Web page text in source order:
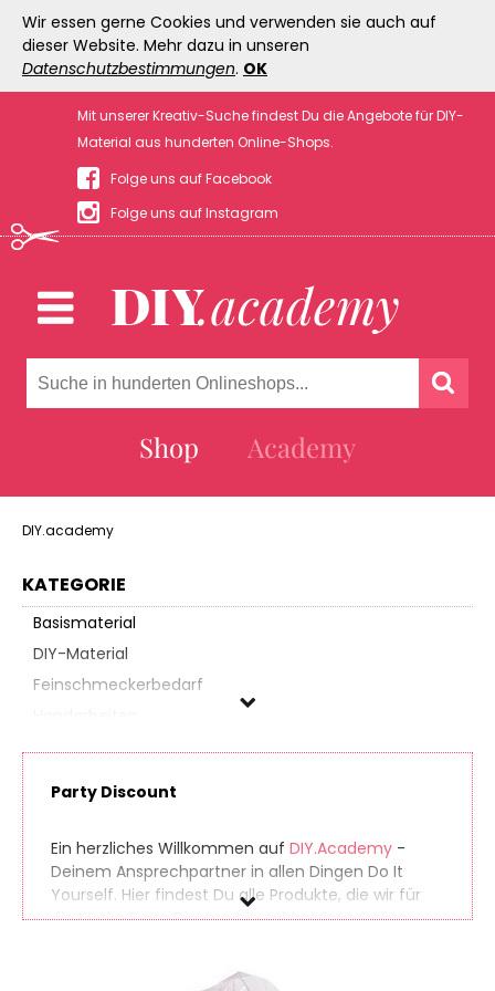
Wir essen gerne Cookies und verwenden sie auch auf
dieser Website. Mehr dazu in unseren
Datenschutzbestimmungen. OK
Mit unserer Kreativ-Suche findest Du die Angebote für DIY-
Material aus hunderten Online-Shops.
Folge uns auf Facebook
Folge uns auf Instagram
Shop Academy
DIY.academy
KATEGORIE
Basismaterial
DIY-Material
Feinschmeckerbedarf
Korbflechten
Nähbedarf
Papierbasteln
Partyzubehör
Schmuckbasteln
Party Discount
Ein herzliches Willkommen auf DIY.Academy -
Deinem Ansprechpartner in allen Dingen Do It
Yourself. Hier findest Du alle Produkte, die wir für
die Marke Party Discount in zahlreichen Online-